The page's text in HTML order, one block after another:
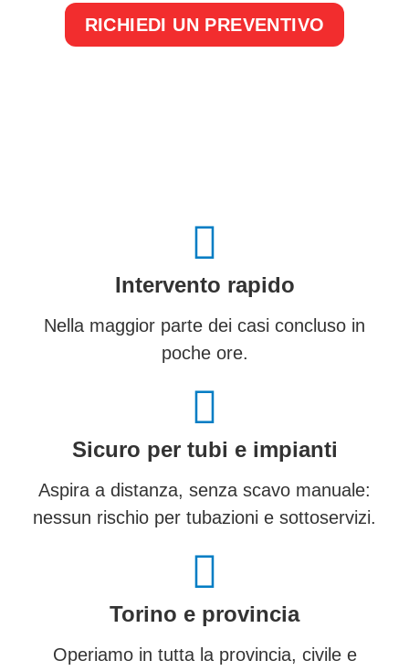
RICHIEDI UN PREVENTIVO
Intervento rapido
Nella maggior parte dei casi concluso in
poche ore.
Sicuro per tubi e impianti
Aspira a distanza, senza scavo manuale:
nessun rischio per tubazioni e sottoservizi.
Torino e provincia
Operiamo in tutta la provincia, civile e